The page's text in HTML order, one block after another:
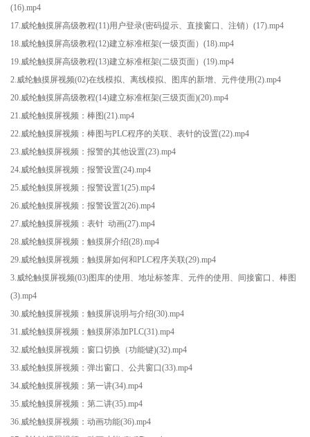
(16).mp4
17.威纶触摸屏高级教程(11)用户登录(密码提示、直接窗口、注销）(17).mp4
18.威纶触摸屏高级教程(12)建立标准框架(一级页面）(18).mp4
19.威纶触摸屏高级教程(13)建立标准框架(二级页面）(19).mp4
2.威纶触摸屏视频(02)在线模拟、离线模拟、图库的新增、元件使用(2).mp4
20.威纶触摸屏高级教程(14)建立标准框架(三级页面)(20).mp4
21.威纶触摸屏视频：棒图(21).mp4
22.威纶触摸屏视频：棒图与PLC程序的关联、表针的设置(22).mp4
23.威纶触摸屏视频：报警的其他设置(23).mp4
24.威纶触摸屏视频：报警设置(24).mp4
25.威纶触摸屏视频：报警设置1(25).mp4
26.威纶触摸屏视频：报警设置2(26).mp4
27.威纶触摸屏视频：表针 动画(27).mp4
28.威纶触摸屏视频：触摸屏介绍(28).mp4
29.威纶触摸屏视频：触摸屏如何和PLC程序关联(29).mp4
3.威纶触摸屏视频(03)图库的使用、地址标签库、元件的使用、间接窗口、棒图
(3).mp4
30.威纶触摸屏视频：触摸屏说明与介绍(30).mp4
31.威纶触摸屏视频：触摸屏添加PLC(31).mp4
32.威纶触摸屏视频：窗口切换（功能键)(32).mp4
33.威纶触摸屏视频：弹出窗口、公共窗口(33).mp4
34.威纶触摸屏视频：第一讲(34).mp4
35.威纶触摸屏视频：第二讲(35).mp4
36.威纶触摸屏视频：动画功能(36).mp4